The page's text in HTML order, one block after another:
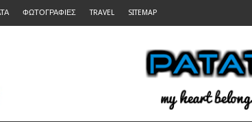
ΦΩΤΟΓΡΑΦΙΕΣ TRAVEL SITEMAP